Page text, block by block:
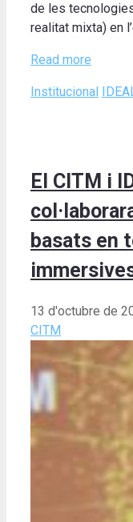
de les
realitat mixta) en
Read more
Categories
Institucional Tags
El CITM i
basats en
13 d'octubre de
CITM